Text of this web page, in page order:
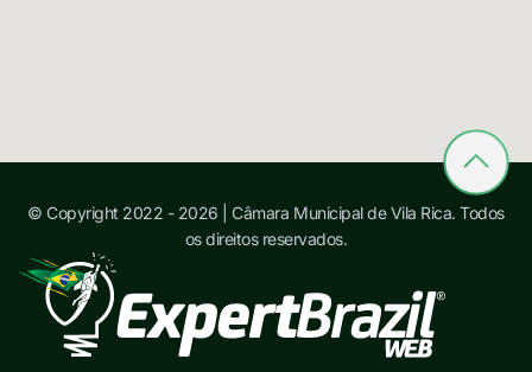
© Copyright 2022 - 2026 | Câmara Municipal de Vila Rica. Todos
os direitos reservados.